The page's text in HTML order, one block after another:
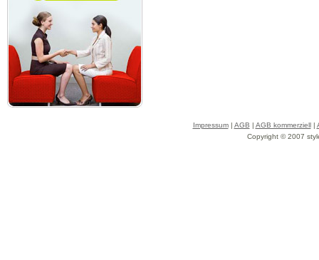
Impressum| AGB | AGB kommerziell|
Copyright © 2007